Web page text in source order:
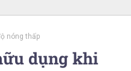
nóng thấp
dụng khi